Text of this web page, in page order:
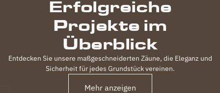
Erfolgreiche
Projekte im
Überblick
Entdecken Sie unsere maßgeschneiderten Zäune, die Eleganz und
Sicherheit für jedes Grundstück vereinen.
Mehr anzeigen